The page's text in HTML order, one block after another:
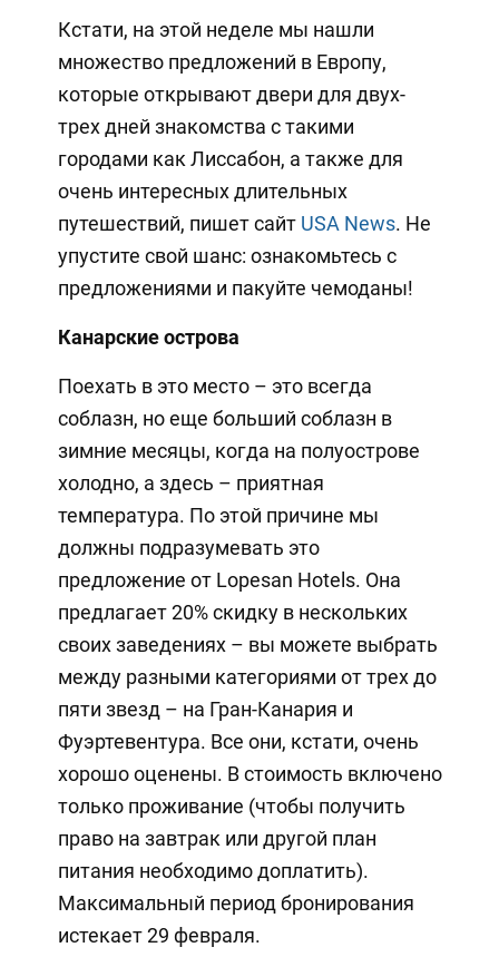
Кстати, на этой неделе мы нашли
множество предложений в Европу,
которые открывают двери для двух-
трех дней знакомства с такими
городами как Лиссабон, а также для
очень интересных длительных
путешествий, пишет сайт USA News. Не
упустите свой шанс: ознакомьтесь с
предложениями и пакуйте чемоданы!
Канарские острова
Поехать в это место – это всегда
соблазн, но еще больший соблазн в
зимние месяцы, когда на полуострове
холодно, а здесь – приятная
температура. По этой причине мы
должны подразумевать это
предложение от Lopesan Hotels. Она
предлагает 20% скидку в нескольких
своих заведениях – вы можете выбрать
между разными категориями от трех до
пяти звезд – на Гран-Канария и
Фуэртевентура. Все они, кстати, очень
хорошо оценены. В стоимость включено
только проживание (чтобы получить
право на завтрак или другой план
питания необходимо доплатить).
Максимальный период бронирования
истекает 29 февраля.